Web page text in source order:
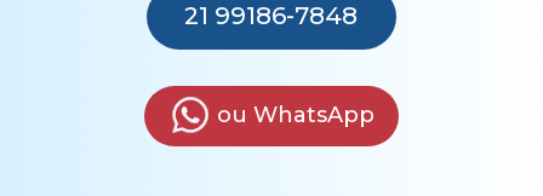
21 99186-7848
ou WhatsApp